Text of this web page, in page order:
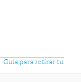
Guía para retirar tu